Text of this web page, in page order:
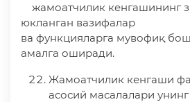
жамоатчилик кенгашининг
юкланган вазифалар
ва функцияларга мувофиқ
амалга оширади.
Жамоатчилик кенгаши
асосий масалалари